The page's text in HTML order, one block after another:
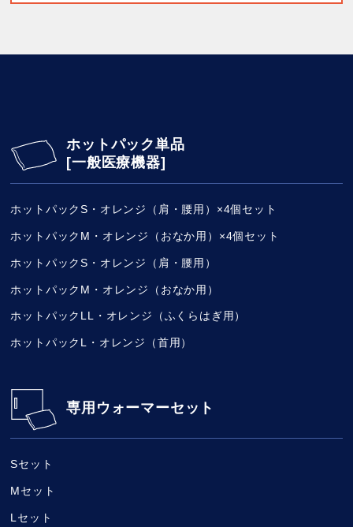
ホットパック単品
[一般医療機器]
ホットパックS・オレンジ（肩・腰用）×4個セット
ホットパックM・オレンジ（おなか用）×4個セット
ホットパックS・オレンジ（肩・腰用）
ホットパックM・オレンジ（おなか用）
ホットパックLL・オレンジ（ふくらはぎ用）
ホットパックL・オレンジ（首用）
専用ウォーマーセット
Sセット
Mセット
Lセット